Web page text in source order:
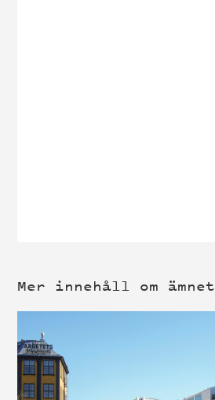
Mer innehåll om ämnet